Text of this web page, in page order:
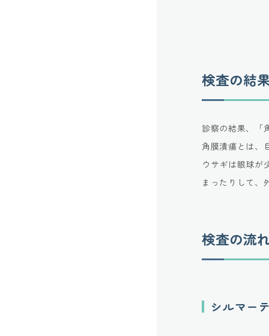
検査の結
診察の結果、「
角膜潰瘍とは、
ウサギは眼球が
まったりして、
検査の流
シルマー